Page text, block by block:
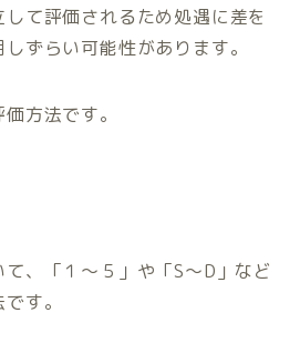
て評価されるため処遇に差を
ずらい可能性があります。
方法です。
、「１～５」や「S～D」など
す。